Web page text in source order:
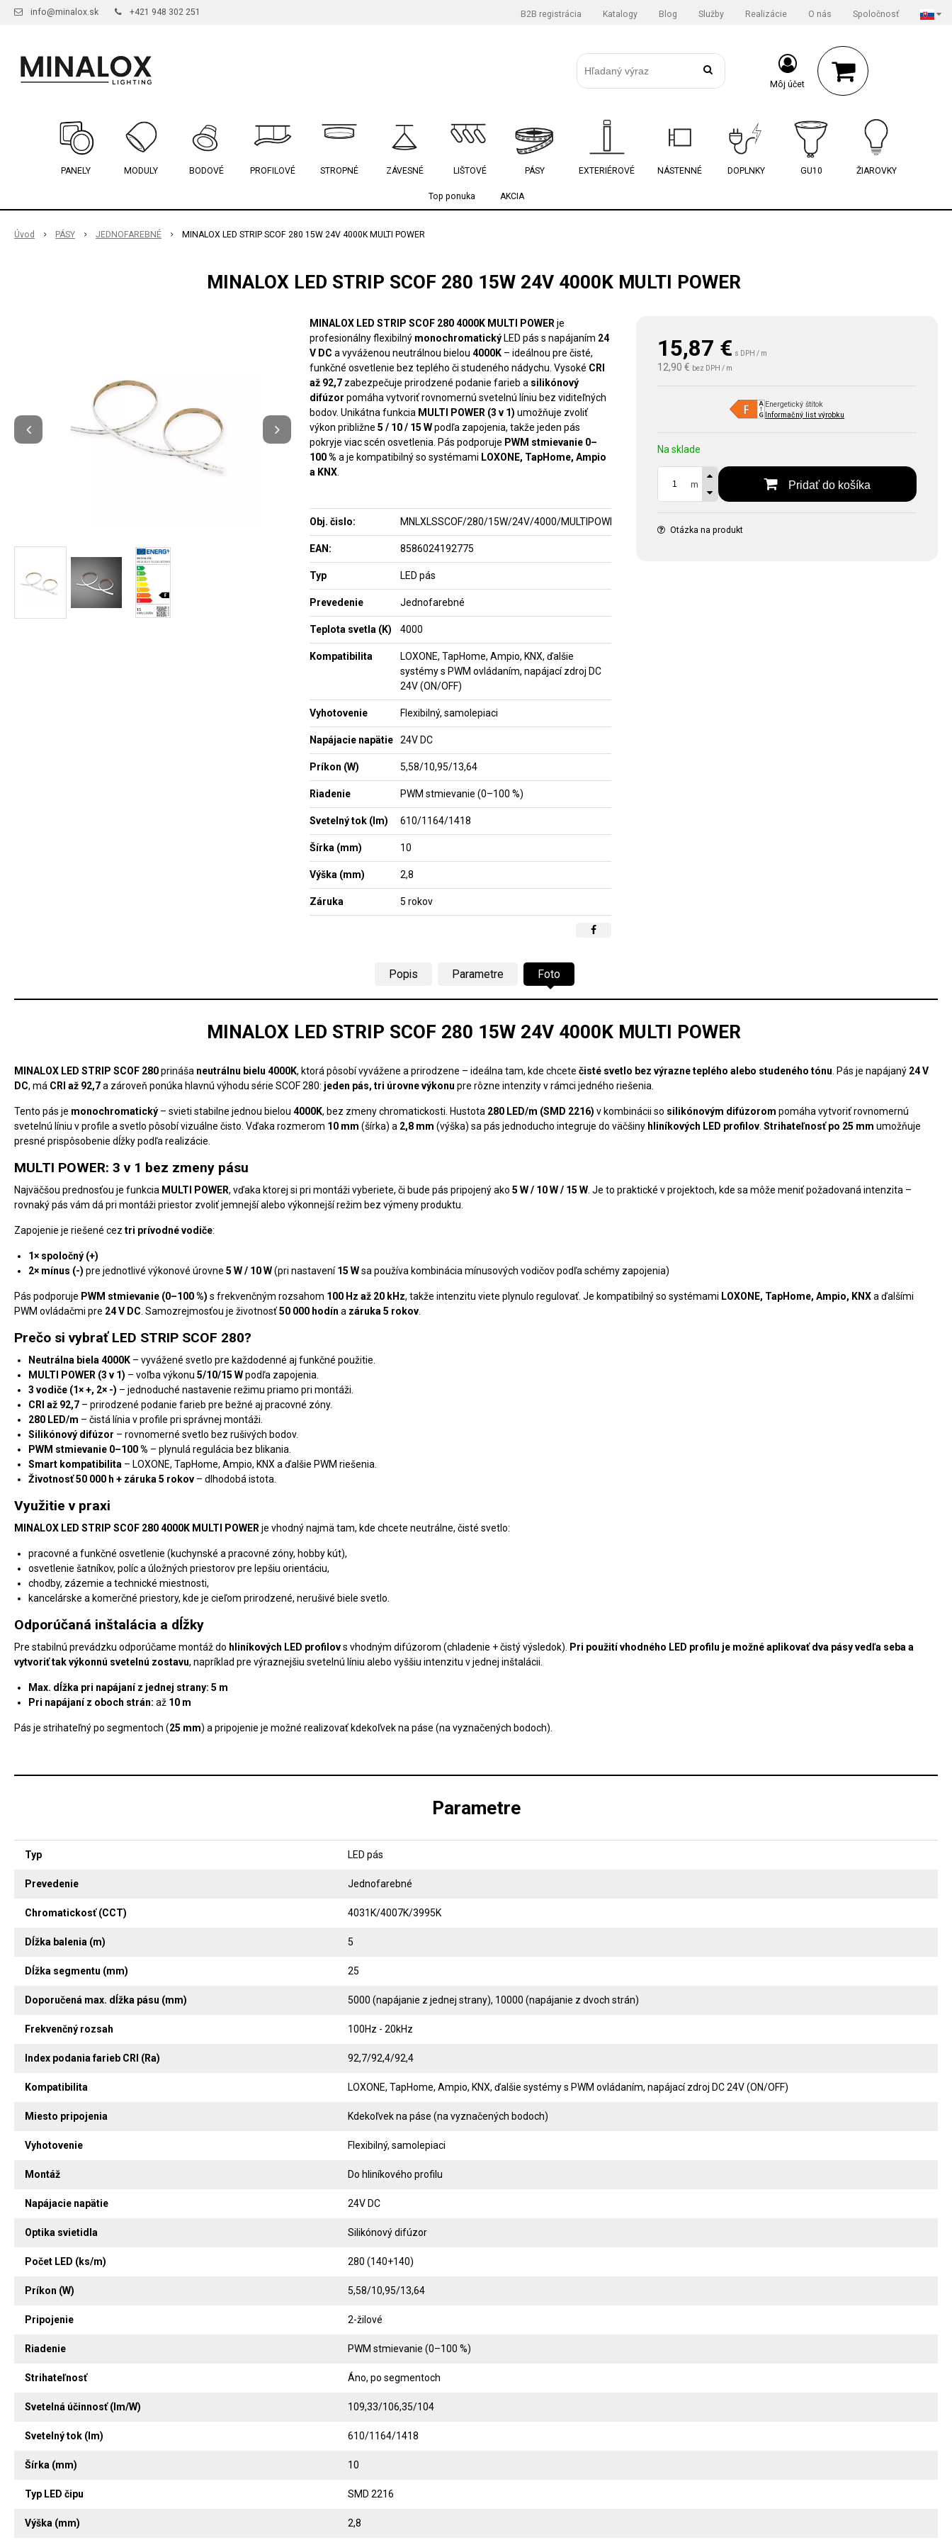
info@minalox.sk +421 948 302 251 B2B registrácia Katalogy Blog Služby Realizácie O nás Spoločnosť
Môj účet
PANELY MODULY BODOVÉ PROFILOVÉ STROPNÉ ZÁVESNÉ LIŠTOVÉ PÁSY EXTERIÉROVÉ NÁSTENNÉ DOPLNKY GU10 ŽIAROVKY
Top ponuka AKCIA
Úvod PÁSY JEDNOFAREBNÉ MINALOX LED STRIP SCOF 280 15W 24V 4000K MULTI POWER
MINALOX LED STRIP SCOF 280 15W 24V 4000K MULTI POWER
15,87 € s DPH / m
12,90 € bez DPH / m
Energetický štítok
Informačný list výrobku
Na sklade
m Pridať do košíka
Otázka na produkt
MINALOX LED STRIP SCOF 280 4000K MULTI POWER je
profesionálny flexibilný monochromatický LED pás s napájaním 24
V DC a vyváženou neutrálnou bielou4000K – ideálnou pre čisté,
funkčné osvetlenie bez teplého či studeného nádychu. Vysoké CRI
až 92,7 zabezpečuje prirodzené podanie farieb a silikónový
difúzor pomáha vytvoriť rovnomernú svetelnú líniu bez viditeľných
bodov. Unikátna funkcia MULTI POWER (3 v 1) umožňuje zvoliť
výkon približne5 / 10 / 15 Wpodľa zapojenia, takže jeden pás
pokryje viac scén osvetlenia. Pás podporuje PWM stmievanie 0–
100 % a je kompatibilný so systémami LOXONE, TapHome, Ampio
a KNX
Obj. čislo: MNLXLSSCOF/280/15W/24V/4000/MULTIPOWER
EAN: 8586024192775
Typ LED pás
Prevedenie Jednofarebné
Teplota svetla (K) 4000
Kompatibilita
LOXONE, TapHome, Ampio, KNX, ďalšie
systémy s PWM ovládaním, napájací zdroj DC
24V (ON/OFF)
Vyhotovenie Flexibilný, samolepiaci
Napájacie napätie 24V DC
Príkon (W) 5,58/10,95/13,64
Riadenie PWM stmievanie (0–100 %)
Svetelný tok (lm) 610/1164/1418
Šírka (mm) 10
Výška (mm) 2,8
Záruka 5 rokov
Popis Parametre Foto
MINALOX LED STRIP SCOF 280 15W 24V 4000K MULTI POWER
MINALOX LED STRIP SCOF 280prináša neutrálnu bielu 4000K, ktorá pôsobí vyvážene a prirodzene – ideálna tam, kde chcete čisté svetlo bez výrazne teplého alebo studeného tónu . Pás je napájaný 24 V
DC, má CRI až 92,7a zároveň ponúka hlavnú výhodu série SCOF 280: jeden pás, tri úrovne výkonu pre rôzne intenzity v rámci jedného riešenia.
Tento pás je monochromatický – svieti stabilne jednou bielou 4000K, bez zmeny chromatickosti. Hustota 280 LED/m (SMD 2216) v kombinácii so silikónovým difúzorom pomáha vytvoriť rovnomernú
svetelnú líniu v profile a svetlo pôsobí vizuálne čisto. Vďaka rozmerom 10 mm (šírka) a 2,8 mm (výška) sa pás jednoducho integruje do väčšiny hliníkových LED profilov Strihateľnosť po 25 mm umožňuje
presné prispôsobenie dĺžky podľa realizácie.
MULTI POWER: 3 v 1 bez zmeny pásu
Najväčšou prednosťou je funkcia MULTI POWER, vďaka ktorej si pri montáži vyberiete, či bude pás pripojený ako 5 W / 10 W / 15 W . Je to praktické v projektoch, kde sa môže meniť požadovaná intenzita –
rovnaký pás vám dá pri montáži priestor zvoliť jemnejší alebo výkonnejší režim bez výmeny produktu.
Zapojenie je riešené cez tri prívodné vodiče:
1× spoločný (+)
2× mínus (-) pre jednotlivé výkonové úrovne 5 W / 10 W(pri nastavení15 Wsa používa kombinácia mínusových vodičov podľa schémy zapojenia)
Pás podporuje PWM stmievanie (0–100 %) s frekvenčným rozsahom 100 Hz až 20 kHz, takže intenzitu viete plynulo regulovať. Je kompatibilný so systémami LOXONE, TapHome, Ampio, KNXa ďalšími
PWM ovládačmi pre 24 V DC . Samozrejmosťou je životnosť50 000 hodín a záruka 5 rokov
Prečo si vybrať LED STRIP SCOF 280?
Neutrálna biela 4000K – vyvážené svetlo pre každodenné aj funkčné použitie.
MULTI POWER (3 v 1) – voľba výkonu 5/10/15 Wpodľa zapojenia.
3 vodiče (1× +, 2× -) – jednoduché nastavenie režimu priamo pri montáži.
CRI až 92,7 – prirodzené podanie farieb pre bežné aj pracovné zóny.
280 LED/m – čistá línia v profile pri správnej montáži.
Silikónový difúzor – rovnomerné svetlo bez rušivých bodov.
PWM stmievanie 0–100 % – plynulá regulácia bez blikania.
Smart kompatibilita – LOXONE, TapHome, Ampio, KNX a ďalšie PWM riešenia.
Životnosť 50 000 h + záruka 5 rokov – dlhodobá istota.
Využitie v praxi
MINALOX LED STRIP SCOF 280 4000K MULTI POWER je vhodný najmä tam, kde chcete neutrálne, čisté svetlo:
pracovné a funkčné osvetlenie (kuchynské a pracovné zóny, hobby kút),
osvetlenie šatníkov, políc a úložných priestorov pre lepšiu orientáciu,
chodby, zázemie a technické miestnosti,
kancelárske a komerčné priestory, kde je cieľom prirodzené, nerušivé biele svetlo.
Odporúčaná inštalácia a dĺžky
Pre stabilnú prevádzku odporúčame montáž do hliníkových LED profilovs vhodným difúzorom (chladenie + čistý výsledok).
Pri použití vhodného LED profilu je možné aplikovať dva pásy vedľa seba a
vytvoriť tak výkonnú svetelnú zostavu, napríklad pre výraznejšiu svetelnú líniu alebo vyššiu intenzitu v jednej inštalácii.
Max. dĺžka pri napájaní z jednej strany: 5 m
Pri napájaní z oboch strán: až 10 m
Pás je strihateľný po segmentoch (25 mm) a pripojenie je možné realizovať kdekoľvek na páse (na vyznačených bodoch).
Parametre
Typ LED pás
Prevedenie Jednofarebné
Chromatickosť (CCT) 4031K/4007K/3995K
Dĺžka balenia (m) 5
Dĺžka segmentu (mm) 25
Doporučená max. dĺžka pásu (mm) 5000 (napájanie z jednej strany), 10000 (napájanie z dvoch strán)
Frekvenčný rozsah 100Hz - 20kHz
Index podania farieb CRI (Ra) 92,7/92,4/92,4
Kompatibilita LOXONE, TapHome, Ampio, KNX, ďalšie systémy s PWM ovládaním, napájací zdroj DC 24V (ON/OFF)
Miesto pripojenia Kdekoľvek na páse (na vyznačených bodoch)
Vyhotovenie Flexibilný, samolepiaci
Montáž Do hliníkového profilu
Napájacie napätie 24V DC
Optika svietidla Silikónový difúzor
Počet LED (ks/m) 280 (140+140)
Príkon (W) 5,58/10,95/13,64
Pripojenie 2-žilové
Riadenie PWM stmievanie (0–100 %)
Strihateľnosť Áno, po segmentoch
Svetelná účinnosť (lm/W) 109,33/106,35/104
Svetelný tok (lm) 610/1164/1418
Šírka (mm) 10
Typ LED čipu SMD 2216
Výška (mm) 2,8